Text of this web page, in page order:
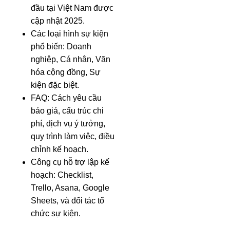
đầu tại Việt Nam được
cập nhật 2025.
Các loại hình sự kiện
phổ biến: Doanh
nghiệp, Cá nhân, Văn
hóa cộng đồng, Sự
kiện đặc biệt.
FAQ: Cách yêu cầu
báo giá, cấu trúc chi
phí, dịch vụ ý tưởng,
quy trình làm việc, điều
chỉnh kế hoạch.
Công cụ hỗ trợ lập kế
hoạch: Checklist,
Trello, Asana, Google
Sheets, và đối tác tổ
chức sự kiện.